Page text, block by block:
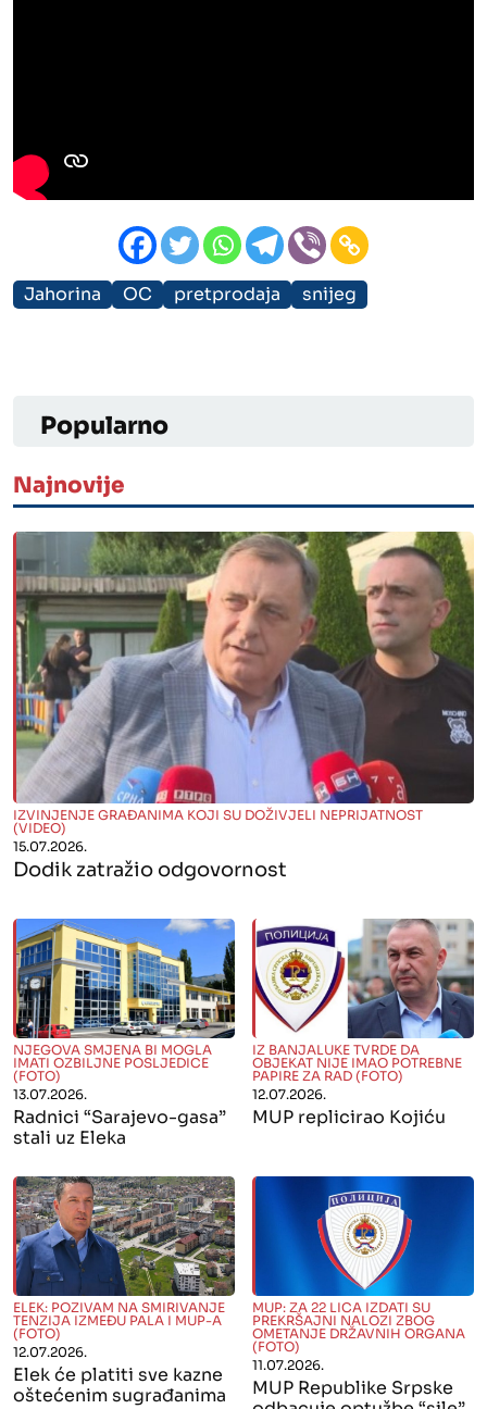
Jahorina OC pretprodaja snijeg
Popularno
Najnovije
" alt="">
IZVINJENJE GRAĐANIMA KOJI SU DOŽIVJELI NEPRIJATNOST
(VIDEO)
15.07.2026.
Dodik zatražio odgovornost
" alt="">
NJEGOVA SMJENA BI MOGLA
IMATI OZBILJNE POSLJEDICE
(FOTO)
13.07.2026.
Radnici “Sarajevo-gasa”
stali uz Eleka
" alt="">
IZ BANJALUKE TVRDE DA
OBJEKAT NIJE IMAO POTREBNE
PAPIRE ZA RAD (FOTO)
12.07.2026.
MUP replicirao Kojiću
" alt="">
ELEK: POZIVAM NA SMIRIVANJE
TENZIJA IZMEĐU PALA I MUP-A
(FOTO)
12.07.2026.
Elek će platiti sve kazne
oštećenim sugrađanima
" alt="">
MUP: ZA 22 LICA IZDATI SU
PREKRŠAJNI NALOZI ZBOG
OMETANJE DRŽAVNIH ORGANA
(FOTO)
11.07.2026.
MUP Republike Srpske